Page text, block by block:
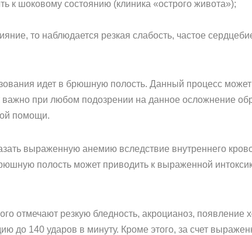
к шоковому состоянию (клиника «острого живота»);
то наблюдается резкая слабость, частое
идет в брюшную полость. Данный процесс может
при любом подозрении на данное осложнение
помощи.
выраженную анемию вследствие внутреннего
полость может приводить к выраженной
отмечают резкую бледность, акроцианоз, появление
до 140 ударов в минуту. Кроме этого, за счет